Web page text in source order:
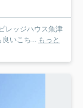
レッジハウス魚津
いこち... もっと